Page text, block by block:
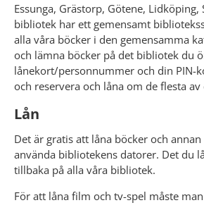
Essunga, Grästorp, Götene, Lidköping,
bibliotek har ett gemensamt
alla våra böcker i den gemensamma
och lämna böcker på det bibliotek du
lånekort/personnummer och din PIN-
och reservera och låna om de flesta av
Lån
Det är gratis att låna böcker och
använda bibliotekens datorer. Det du
tillbaka på alla våra bibliotek.
För att låna film och tv-spel måste